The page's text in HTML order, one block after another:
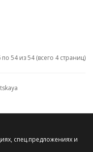
54 из 54 (всего 4 страниц)
спец.предложениях и